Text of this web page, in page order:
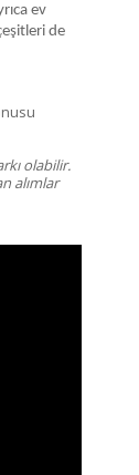
ev
de
olabilir.
alımlar